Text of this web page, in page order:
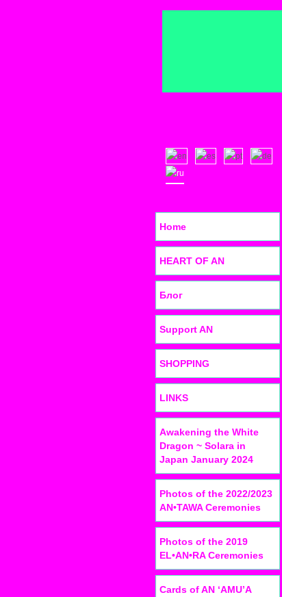
Home
HEART OF AN
Блог
Support AN
SHOPPING
LINKS
Awakening the White
Dragon ~ Solara in
Japan January 2024
Photos of the 2022/2023
AN•TAWA Ceremonies
Photos of the 2019
EL•AN•RA Ceremonies
Cards of AN ‘AMU’A